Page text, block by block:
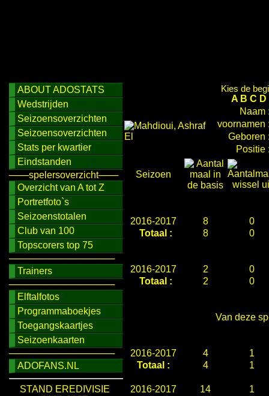
ABOUT ADOSTATS
Wedstrijden
Seizoensoverzichten
Seizoensoverzichten
Stats per kwartier
Eindstanden
───spelersoverzicht───
Overzicht van A tot Z
Portretfoto`s
Seizoenstotalen
Club van 100
Topscorers top 75
────────────────
Trainers
────────────────
Elftalfotos
Programmaboekjes
Toegangskaartjes
Seizoenkaarten
────────────────
ADOFANS.NL
STAND EREDIVISIE
Kies de
A B C D
Naam
voornamen
Geboren
Positie
Seizoen
2016-2017 8
0
Totaal :
8 0
2016-2017 2
0
Totaal :
2 0
Van deze
2016-2017 4
1
Totaal :
4 1
2016-2017 14
1